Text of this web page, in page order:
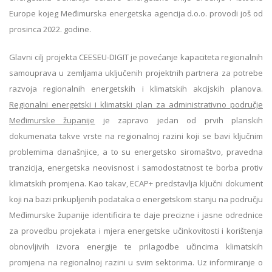
Europe kojeg Međimurska energetska agencija d.o.o. provodi još od
prosinca 2022. godine.
Glavni cilj projekta CEESEU-DIGIT je povećanje kapaciteta regionalnih
samouprava u zemljama uključenih projektnih partnera za potrebe
razvoja regionalnih energetskih i klimatskih akcijskih planova.
Regionalni energetski i klimatski plan za administrativno područje
Međimurske županije je zapravo jedan od prvih planskih
dokumenata takve vrste na regionalnoj razini koji se bavi ključnim
problemima današnjice, a to su energetsko siromaštvo, pravedna
tranzicija, energetska neovisnost i samodostatnost te borba protiv
klimatskih promjena. Kao takav, ECAP+ predstavlja ključni dokument
koji na bazi prikupljenih podataka o energetskom stanju na području
Međimurske županije identificira te daje precizne i jasne odrednice
za provedbu projekata i mjera energetske učinkovitosti i korištenja
obnovljivih izvora energije te prilagodbe učincima klimatskih
promjena na regionalnoj razini u svim sektorima. Uz informiranje o